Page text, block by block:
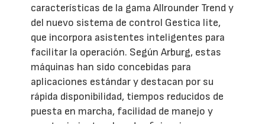
características de la gama Allrounder Trend y
del nuevo sistema de control Gestica lite,
que incorpora asistentes inteligentes para
facilitar la operación. Según Arburg, estas
máquinas han sido concebidas para
aplicaciones estándar y destacan por su
rápida disponibilidad, tiempos reducidos de
puesta en marcha, facilidad de manejo y